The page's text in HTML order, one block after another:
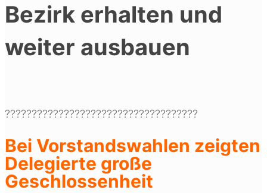
Bezirk erhalten und
weiter ausbauen
????????????????????????????????????
Bei Vorstandswahlen zeigten
Delegierte große
Geschlossenheit